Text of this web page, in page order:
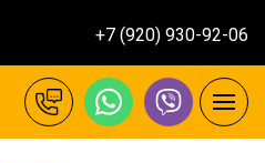
+7 (920) 930-92-06